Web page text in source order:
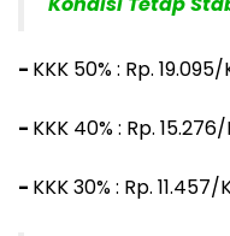
- KKK 50% : Rp.
- KKK 40% : Rp.
- KKK 30% : Rp. 11.457/